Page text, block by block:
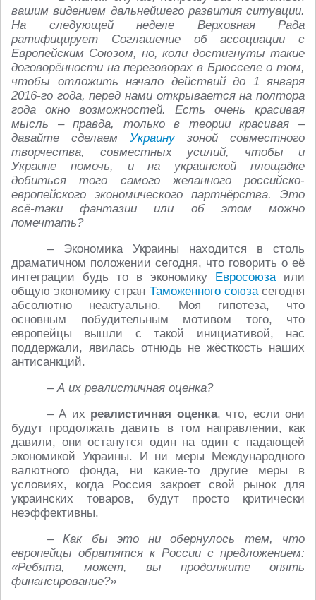
вашим видением дальнейшего развития ситуации.
На следующей неделе Верховная Рада
ратифицирует Соглашение об ассоциации с
Европейским Союзом, но, коли достигнуты такие
договорённости на переговорах в Брюсселе о том,
чтобы отложить начало действий до 1 января
2016-го года, перед нами открывается на полтора
года окно возможностей. Есть очень красивая
мысль – правда, только в теории красивая –
давайте сделаем Украинузоной совместного
творчества, совместных усилий, чтобы и
Украине помочь, и на украинской площадке
добиться того самого желанного российско-
европейского экономического партнёрства. Это
всё-таки фантазии или об этом можно
помечтать?
– Экономика Украины находится в столь
драматичном положении сегодня, что говорить о её
интеграции будь то в экономику Евросоюзаили
общую экономику стран Таможенного союзасегодня
абсолютно неактуально. Моя гипотеза, что
основным побудительным мотивом того, что
европейцы вышли с такой инициативой, нас
поддержали, явилась отнюдь не жёсткость наших
антисанкций.
– А их реалистичная оценка?
– А их реалистичная оценка, что, если они
будут продолжать давить в том направлении, как
давили, они останутся один на один с падающей
экономикой Украины. И ни меры Международного
валютного фонда, ни какие-то другие меры в
условиях, когда Россия закроет свой рынок для
украинских товаров, будут просто критически
неэффективны.
– Как бы это ни обернулось тем, что
европейцы обратятся к России с предложением:
«Ребята, может, вы продолжите опять
финансирование?»